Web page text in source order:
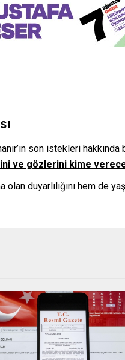
son istekleri
ve gözlerini kime
duyarlılığını hem de